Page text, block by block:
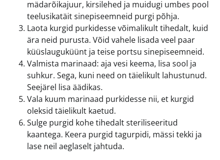
mädarõikajuur, kirsilehed ja muidugi umbes pool
teelusikatäit sinepiseemneid purgi põhja.
Laota kurgid purkidesse võimalikult tihedalt, kuid
ära neid purusta. Võid vahele lisada veel paar
küüslauguküünt ja teise portsu sinepiseemneid.
Valmista marinaad: aja vesi keema, lisa sool ja
suhkur. Sega, kuni need on täielikult lahustunud.
Seejärel lisa äädikas.
Vala kuum marinaad purkidesse nii, et kurgid
oleksid täielikult kaetud.
Sulge purgid kohe tihedalt steriliseeritud
kaantega. Keera purgid tagurpidi, mässi tekki ja
lase neil aeglaselt jahtuda.